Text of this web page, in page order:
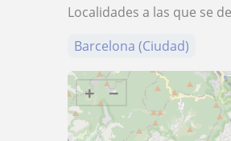
Localidades a las que se
Barcelona (Ciudad)
+ −